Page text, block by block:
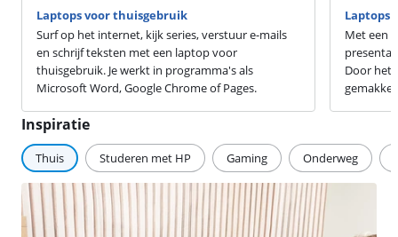
Laptops voor thuisgebruik
Surf op het internet, kijk series, verstuur e-mails
en schrijf teksten met een laptop voor
thuisgebruik. Je werkt in programma's als
Microsoft Word, Google Chrome of Pages.
Laptops
Met een
Door het
Inspiratie
Thuis Studeren met HP Gaming Onderweg